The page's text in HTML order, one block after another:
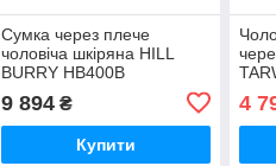
Сумка через плече
чоловіча шкіряна HILL
BURRY HB400B
9 894₴
Купити
4